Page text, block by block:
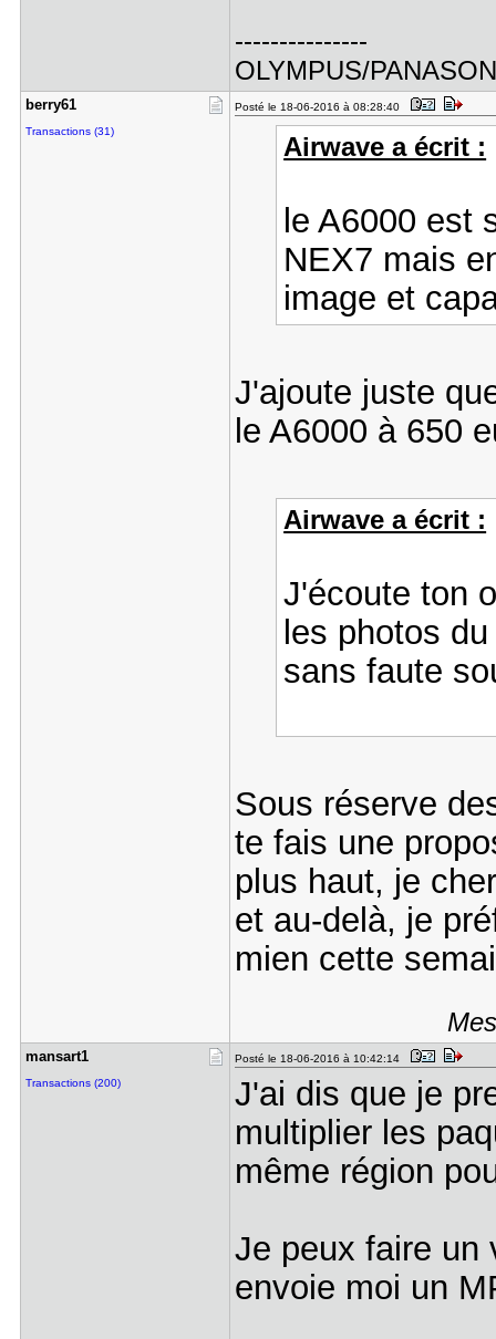
---------------
OLYMPUS/
berry61
Transactions (31)
Posté le 18-06-2016 à 08:28:40
Airwave a écrit :
le A6000 est
NEX7 mais
image et
J'ajoute juste
le A6000 à 650
Airwave a écrit :
J'écoute ton
les photos
sans faute
Sous réserve
te fais une
plus haut, je
et au-delà, je
mien cette
mansart1
Transactions (200)
Posté le 18-06-2016 à 10:42:14
J'ai dis que je
multiplier les
même région
Je peux faire un
envoie moi un